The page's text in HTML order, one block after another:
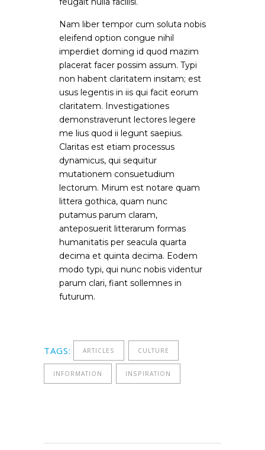
Nam liber tempor cum soluta nobis
eleifend option congue nihil
imperdiet doming id quod mazim
placerat facer possim assum. Typi
non habent claritatem insitam; est
usus legentis in iis qui facit eorum
claritatem. Investigationes
demonstraverunt lectores legere
me lius quod ii legunt saepius.
Claritas est etiam processus
dynamicus, qui sequitur
mutationem consuetudium
lectorum. Mirum est notare quam
littera gothica, quam nunc
putamus parum claram,
anteposuerit litterarum formas
humanitatis per seacula quarta
decima et quinta decima. Eodem
modo typi, qui nunc nobis videntur
parum clari, fiant sollemnes in
futurum.
TAGS: ARTICLES CULTURE
INFORMATION INSPIRATION